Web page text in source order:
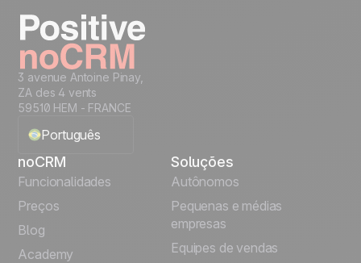
3 avenue Antoine Pinay,
ZA des 4 vents
59510 HEM - FRANCE
Português
English
Français
Español
noCRM
Funcionalidades
Preços
Blog
Academy
Soluções
Autônomos
Pequenas e médias
empresas
Equipes de vendas